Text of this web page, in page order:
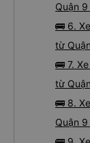
Quận
🚌 6.
từ
🚌 7.
từ
🚌 8.
Quận